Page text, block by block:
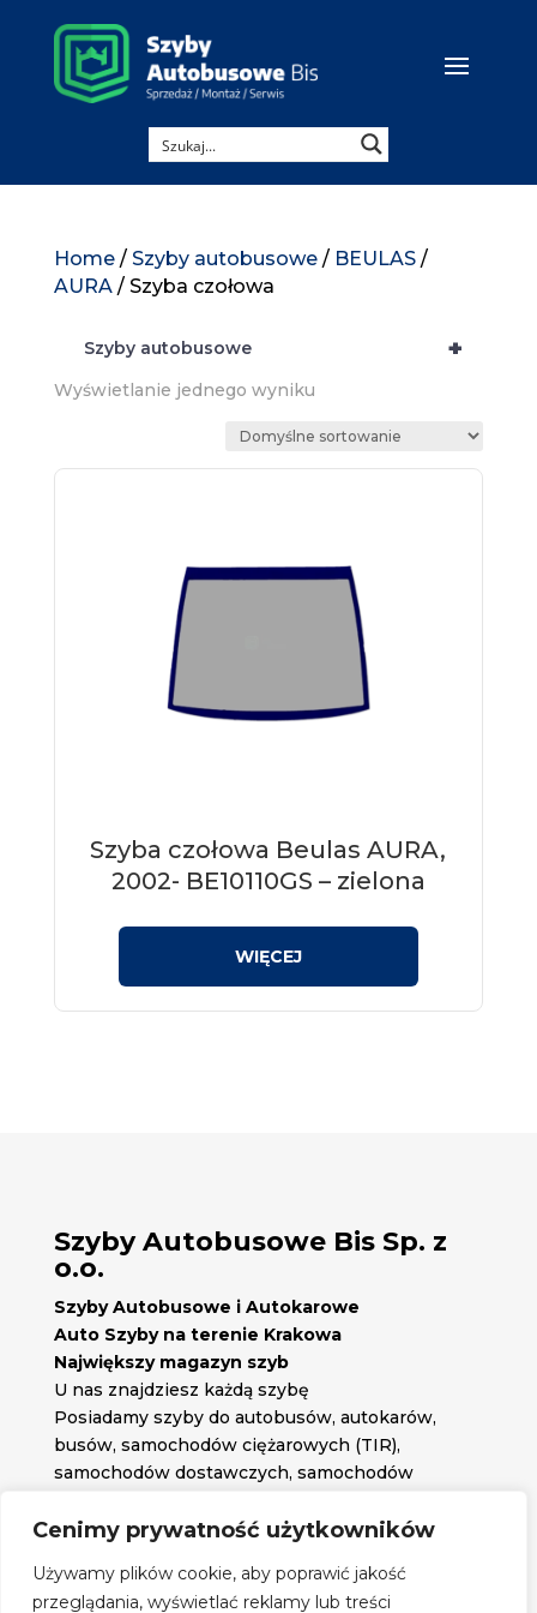
Cenimy prywatność użytkowników
Używamy plików cookie, aby poprawić jakość
przeglądania, wyświetlać reklamy lub treści
Home/ Szyby autobusowe/ BEULAS/
AURA/ Szyba czołowa
+
Szyby autobusowe
Wyświetlanie jednego wyniku
Szyba czołowa Beulas AURA,
2002- BE10110GS – zielona
Szyby Autobusowe Bis Sp. z
o.o.
Szyby Autobusowe i Autokarowe
Auto Szyby na terenie Krakowa
Największy magazyn szyb
U nas znajdziesz każdą szybę
Posiadamy szyby do autobusów, autokarów,
busów, samochodów ciężarowych (TIR),
samochodów dostawczych, samochodów
potrzebujesz.
Znajdź nas na: 
Obserwuj nas na: